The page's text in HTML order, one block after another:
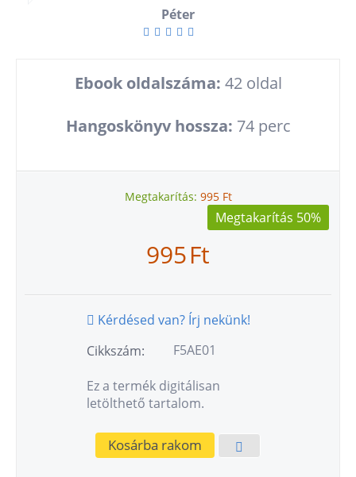
Péter
Ebook oldalszáma: 42 oldal
Hangoskönyv hossza: 74 perc
Megtakarítás: 995 Ft
Megtakarítás 50%
995Ft
Kérdésed van? Írj nekünk!
Cikkszám:
F5AE01
Ez a termék digitálisan
letölthető tartalom.
Kosárba rakom